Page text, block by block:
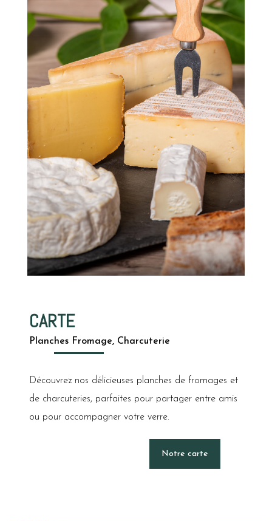
CARTE
Planches Fromage, Charcuterie
Découvrez nos délicieuses planches de fromages et
de charcuteries, parfaites pour partager entre amis
ou pour accompagner votre verre.
Notre carte